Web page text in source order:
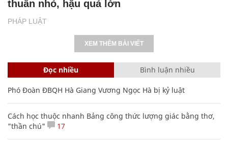
PHÁP LUẬT
thuẫn nhỏ, hậu quả lớn
XEM THÊM BÀI VIẾT
Đọc nhiều Bình luận nhiều
Phó Đoàn ĐBQH Hà Giang Vương Ngọc Hà bị kỷ luật
Cách học thuộc nhanh Bảng công thức lượng giác bằng thơ,
"thần chú"
17